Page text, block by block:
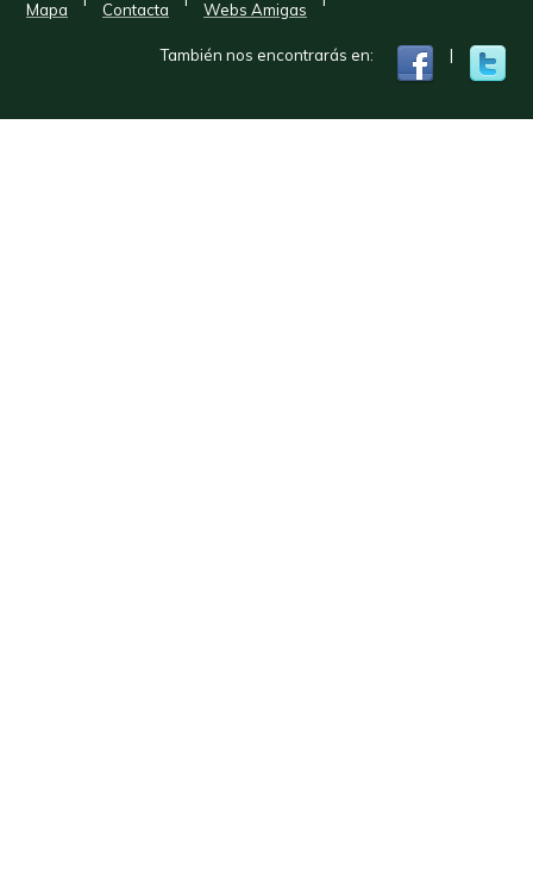
Mapa Contacta Webs Amigas
También nos encontrarás en: |